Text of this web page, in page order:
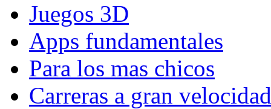
Juegos 3D
Apps fundamentales
Para los mas chicos
Carreras a gran velocidad